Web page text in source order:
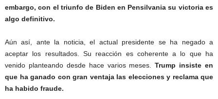
embargo, con el triunfo de Biden en Pensilvania su victoria es
algo definitivo.
Aún así, ante la noticia, el actual presidente se ha negado a
aceptar los resultados. Su reacción es coherente a lo que ha
venido planteando desde hace varios meses.Trump insiste en
que ha ganado con gran ventaja las elecciones y reclama que
ha habido fraude.